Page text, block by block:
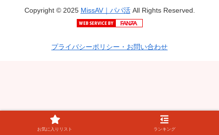
Copyright © 2025 MissAV｜パパ活All Rights Reserved.
プライバシーポリシー・お問い合わせ
お気に入りリスト ランキング